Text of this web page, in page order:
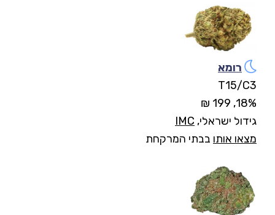
רומא
T15/C3
18%, 199 ₪
גידול ישראלי, IMC
מצאו אותו בבתי המרקחת